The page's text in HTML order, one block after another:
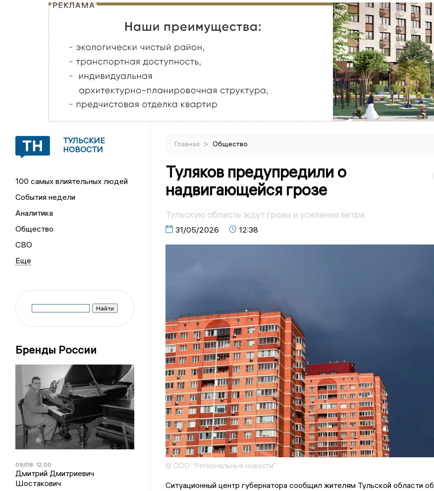
РЕКЛАМА
ТУЛЬСКИЕ
НОВОСТИ
100 самых влиятельных людей
События недели
Аналитика
Общество
СВО
Бренды России
09/08 12:00
Дмитрий Дмитриевич
Шостакович
Главная > Общество
Туляков предупредили о
надвигающейся грозе
Тульскую область ждут грозы и усиление ветра
31/05/2026 12:38
© ООО "Региональные новости"
Ситуационный центр губернатора сообщил жителям Тульской области об